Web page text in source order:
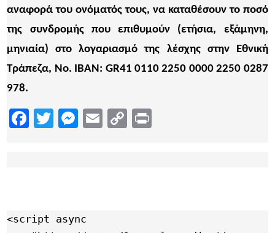
αναφορά του ονόματός τους, να καταθέσουν το ποσό
της συνδρομής που επιθυμούν (ετήσια, εξάμηνη,
μηνιαία) στο λογαριασμό της λέσχης στην Εθνική
Τράπεζα, Νο. ΙΒΑΝ: GR41 0110 2250 0000 2250 0287
978.
Facebook
TwitterMessenger
EmailCopy
<script async